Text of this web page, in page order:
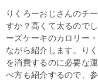
りくろーおじさんのチ
すか？高くて太るので
ーズケーキのカロリー
ながら紹介します。り
を消費するのに必要な
べ方も紹介するので、